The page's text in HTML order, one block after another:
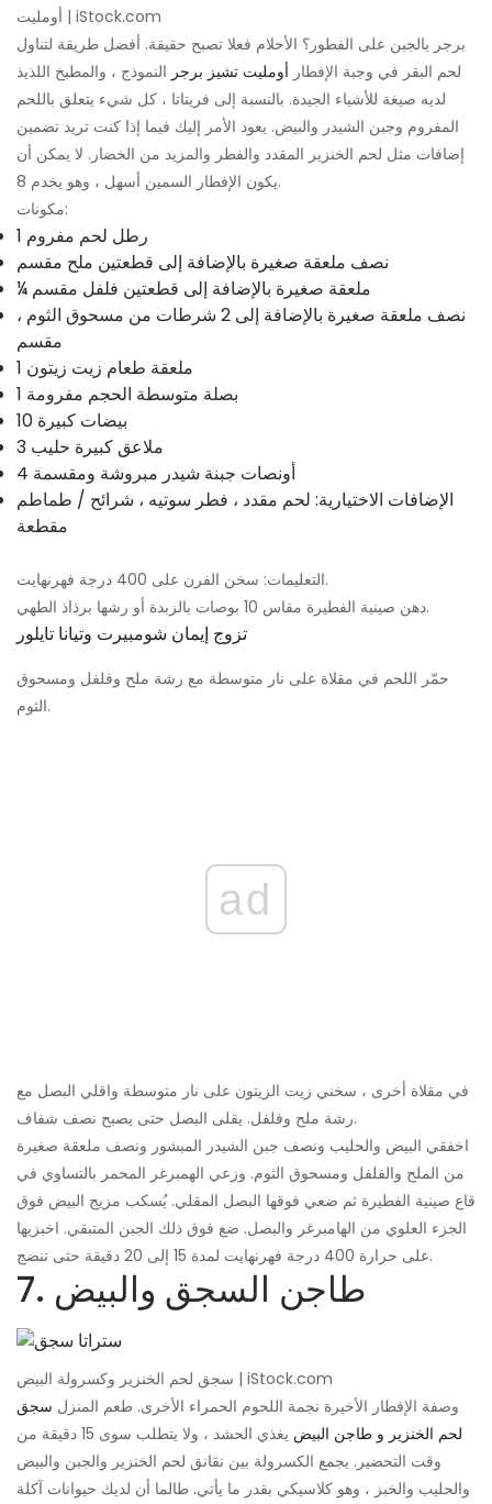
أومليت | iStock.com
برجر بالجبن على الفطور؟ الأحلام فعلا تصبح حقيقة. أفضل طريقة لتناول
لحم البقر في وجبة الإفطار أومليت تشيز برجر النموذج ، والمطبخ اللذيذ
لديه صيغة للأشياء الجيدة. بالنسبة إلى فريتاتا ، كل شيء يتعلق باللحم
المفروم وجبن الشيدر والبيض. يعود الأمر إليك فيما إذا كنت تريد تضمين
إضافات مثل لحم الخنزير المقدد والفطر والمزيد من الخضار. لا يمكن أن
يكون الإفطار السمين أسهل ، وهو يخدم 8.
مكونات:
1 رطل لحم مفروم
نصف ملعقة صغيرة بالإضافة إلى قطعتين ملح مقسم
¼ ملعقة صغيرة بالإضافة إلى قطعتين فلفل مقسم
نصف ملعقة صغيرة بالإضافة إلى 2 شرطات من مسحوق الثوم ،
مقسم
1 ملعقة طعام زيت زيتون
1 بصلة متوسطة الحجم مفرومة
10 بيضات كبيرة
3 ملاعق كبيرة حليب
4 أونصات جبنة شيدر مبروشة ومقسمة
الإضافات الاختيارية: لحم مقدد ، فطر سوتيه ، شرائح / طماطم
مقطعة
التعليمات: سخن الفرن على 400 درجة فهرنهايت.
دهن صينية الفطيرة مقاس 10 بوصات بالزبدة أو رشها برذاذ الطهي.
تزوج إيمان شومبيرت وتيانا تايلور
حمّر اللحم في مقلاة على نار متوسطة مع رشة ملح وفلفل ومسحوق
الثوم.
ad
في مقلاة أخرى ، سخني زيت الزيتون على نار متوسطة واقلي البصل مع
رشة ملح وفلفل. يقلى البصل حتى يصبح نصف شفاف.
اخفقي البيض والحليب ونصف جبن الشيدر المبشور ونصف ملعقة صغيرة
من الملح والفلفل ومسحوق الثوم. وزعي الهمبرغر المحمر بالتساوي في
قاع صينية الفطيرة ثم ضعي فوقها البصل المقلي. يُسكب مزيج البيض فوق
الجزء العلوي من الهامبرغر والبصل. ضع فوق ذلك الجبن المتبقي. اخبزيها
على حرارة 400 درجة فهرنهايت لمدة 15 إلى 20 دقيقة حتى تنضج.
7. طاجن السجق والبيض
سجق لحم الخنزير وكسرولة البيض | iStock.com
وصفة الإفطار الأخيرة نجمة اللحوم الحمراء الأخرى. طعم المنزل سجق
لحم الخنزير و طاجن البيض
يغذي الحشد ، ولا يتطلب سوى 15 دقيقة من
وقت التحضير. يجمع الكسرولة بين نقانق لحم الخنزير والجبن والبيض
والحليب والخبز ، وهو كلاسيكي بقدر ما يأتي. طالما أن لديك حيوانات آكلة